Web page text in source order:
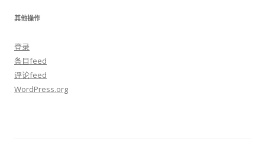
其他操作
登录
条目feed
评论feed
WordPress.org